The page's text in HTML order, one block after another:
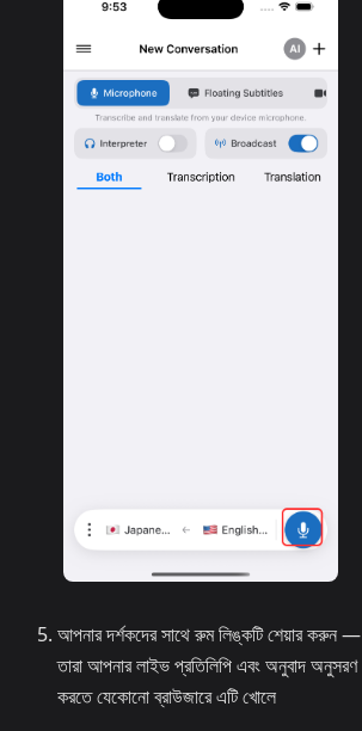
আপনার দর্শকদের সাথে রুম লিঙ্কটি শেয়ার করুন —
তারা আপনার লাইভ প্রতিলিপি এবং অনুবাদ অনুসরণ
করতে যেকোনো ব্রাউজারে এটি খোলে